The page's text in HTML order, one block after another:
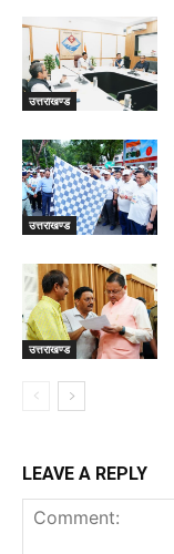
उत्तराखण्ड
उत्तराखण्ड
उत्तराखण्ड
LEAVE A REPLY